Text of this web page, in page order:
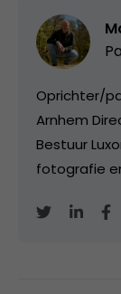
Oprichter/
Arnhem
Bestuur
fotografie